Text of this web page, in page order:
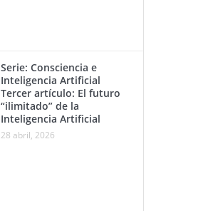
Serie: Consciencia e
Inteligencia Artificial
Tercer artículo: El futuro
“ilimitado” de la
Inteligencia Artificial
28 abril, 2026